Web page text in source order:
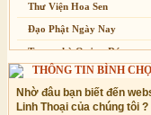
Thư Viện Hoa Sen
Đạo Phật Ngày Nay
Trang nhà Quảng Đức
Báo Giác Ngộ
Vesak 2014
THÔNG TIN BÌNH
Nhờ đâu bạn biết đến
Linh Thoại của chúng tôi ?